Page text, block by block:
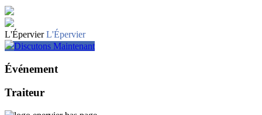
L'Épervier L'Épervier
Discutons Maintenant
Événement
Traiteur